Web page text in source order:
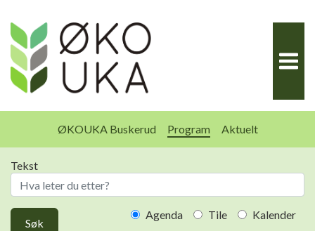
innhold
ØKOUKA Buskerud Program Aktuelt
Tekst
Søk
Agenda Tile Kalender